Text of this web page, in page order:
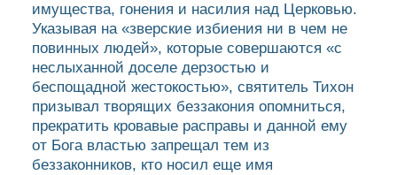
имущества, гонения и насилия над Церковью.
Указывая на «зверские избиения ни в чем не
повинных людей», которые совершаются «с
неслыханной доселе дерзостью и
беспощадной жестокостью», святитель Тихон
призывал творящих беззакония опомниться,
прекратить кровавые расправы и данной ему
от Бога властью запрещал тем из
беззаконников, кто носил еще имя